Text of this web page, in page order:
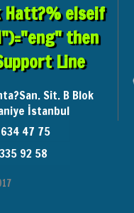
Hatt?% elseif
then
Line
Sit. B Blok
İstanbul
47 75
92 58